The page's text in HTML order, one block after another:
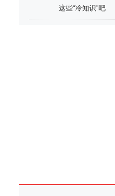
这些“冷知识”吧